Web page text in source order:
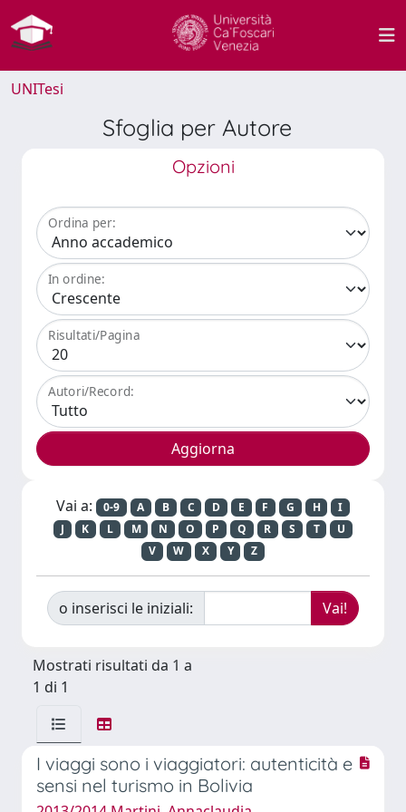
UNITesi
Sfoglia per Autore
Opzioni
Ordina per:
In ordine:
Risultati/Pagina
Autori/Record:
Vai a: 0-9 A B C D E F G H
I
J
K L M N O P Q R S T
U
V
W X Y Z
o inserisci le iniziali:
Mostrati risultati da 1 a
1 di 1
I viaggi sono i viaggiatori: autenticità e
sensi nel turismo in Bolivia